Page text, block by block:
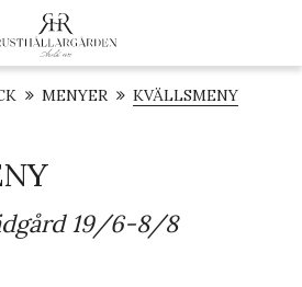
MENYER KVÄLLSMENY
19/6-8/8